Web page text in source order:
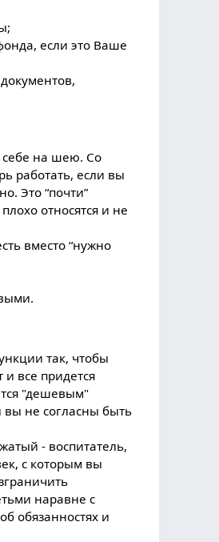
если это Ваше
себе на шею. Со
работать, если вы
Это “почти”
относятся и не
вместо “нужно
так, чтобы
все придется
"дешевым"
вы не согласны быть
- воспитатель,
с которым вы
наравне с
обязанностях и